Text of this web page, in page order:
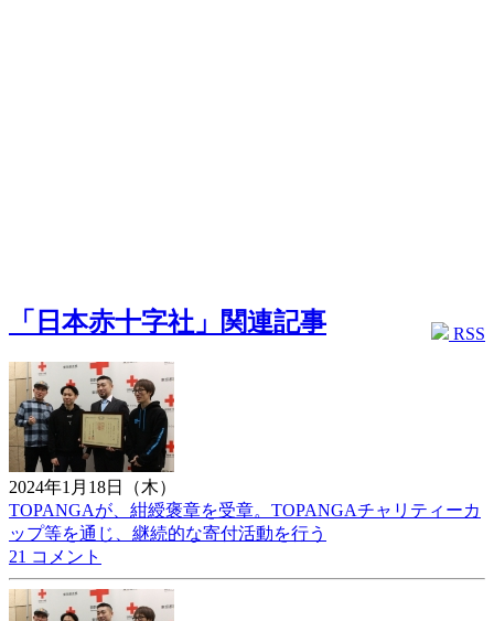
RSS
「日本赤十字社」関連記事
2024年1月18日（木）
TOPANGAが、紺綬褒章を受章。TOPANGAチャリティーカ
ップ等を通じ、継続的な寄付活動を行う
21 コメント